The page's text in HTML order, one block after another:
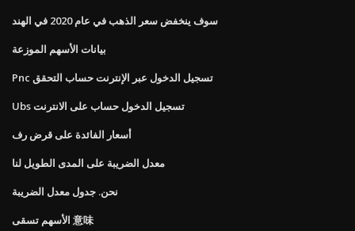
سوف ينخفض ​​سعر الذهب في عام 2020 في الهند
بيانات الأسهم الموزعة
Pnc تسجيل الدخول عبر الإنترنت حساب التحقق
Ubs تسجيل الدخول حساب على الانترنت
أسعار الفائدة على قرض رف
معدل الضريبة على المدى الطويل لنا
نحن. جدول معدل الضريبة
الأسهم تسقى 意味